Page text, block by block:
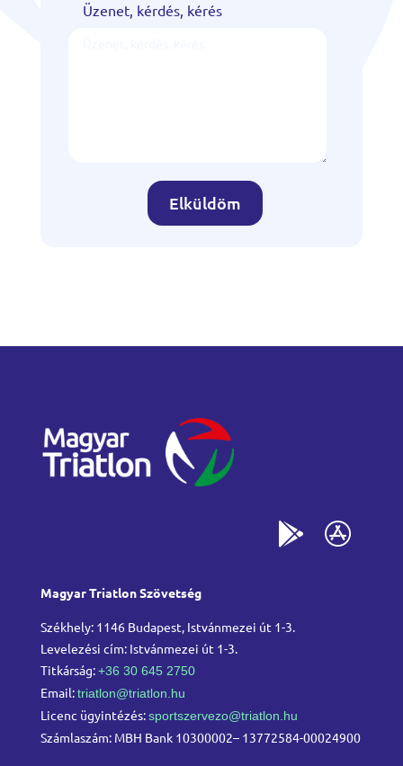
Üzenet, kérdés, kérés
Elküldöm
Magyar Triatlon Szövetség
Székhely: 1146 Budapest, Istvánmezei út 1-3.
Levelezési cím: Istvánmezei út 1-3.
Titkárság:+36 30 645 2750
Email:triatlon@triatlon.hu
Licenc ügyintézés:sportszervezo@triatlon.hu
Számlaszám: MBH Bank 10300002– 13772584-00024900